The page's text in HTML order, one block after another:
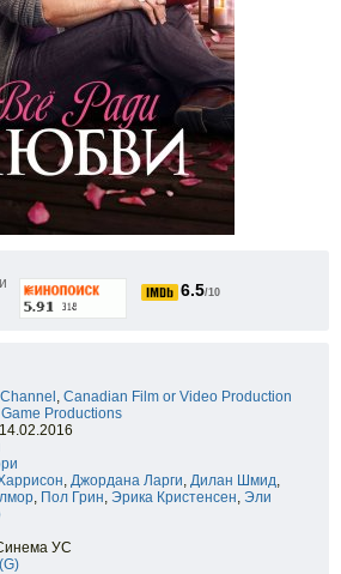
6.5/10
, Canadian Film or Video Production
Productions
, Джордана Ларги, Дилан Шмид,
, Пол Грин, Эрика Кристенсен, Эли
УС